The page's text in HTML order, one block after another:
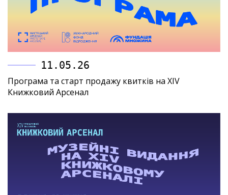
11.05.26
Програма та старт продажу квитків на XIV
Книжковий Арсенал